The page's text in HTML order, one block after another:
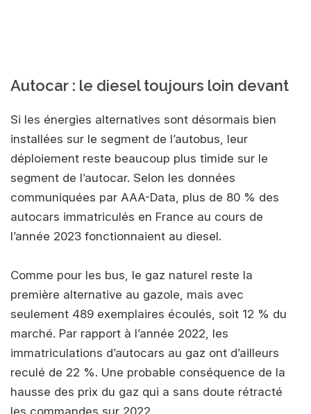
Autocar : le diesel toujours loin devant
Si les énergies alternatives sont désormais bien
installées sur le segment de l’autobus, leur
déploiement reste beaucoup plus timide sur le
segment de l’autocar. Selon les données
communiquées par AAA-Data, plus de 80 % des
autocars immatriculés en France au cours de
l’année 2023 fonctionnaient au diesel.
Comme pour les bus, le gaz naturel reste la
première alternative au gazole, mais avec
seulement 489 exemplaires écoulés, soit 12 % du
marché. Par rapport à l’année 2022, les
immatriculations d’autocars au gaz ont d’ailleurs
reculé de 22 %. Une probable conséquence de la
hausse des prix du gaz qui a sans doute rétracté
les commandes sur 2022.